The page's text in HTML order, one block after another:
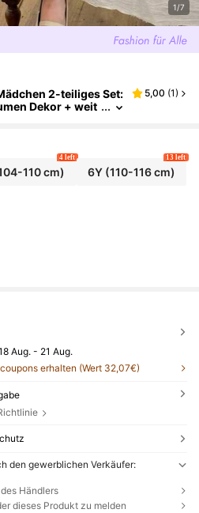
1/7
2-teiliges Set:
Dekor + weit
5,00 (1)
110 cm)
4 left
6Y(110-116 cm)
13 left
Aug. - 21 Aug.
erhalten (Wert 32,07€)
den gewerblichen Verkäufer:
Händlers
dieses Produkt zu melden